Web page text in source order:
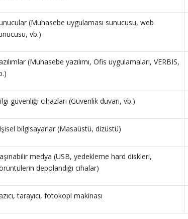
(Muhasebe uygulaması sunucusu, web
vb.)
(Muhasebe yazılımı, Ofis uygulamaları, VERBIS,
güvenliği cihazları (Güvenlik duvarı, vb.)
bilgisayarlar (Masaüstü, dizüstü)
medya (USB, yedekleme hard diskleri,
depolandığı cihalar)
tarayıcı, fotokopi makinası